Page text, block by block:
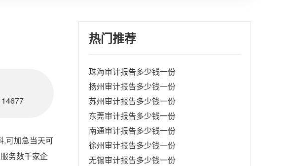
,可加急当天可
务数千家企
热门推荐
珠海审计报告多少钱一份
扬州审计报告多少钱一份
苏州审计报告多少钱一份
东莞审计报告多少钱一份
南通审计报告多少钱一份
徐州审计报告多少钱一份
无锡审计报告多少钱一份